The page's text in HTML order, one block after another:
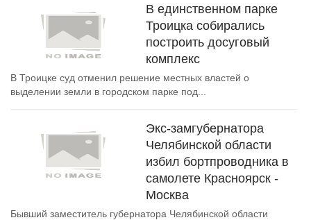
В единственном парке
Троицка собирались
построить досуговый
комплекс
В Троицке суд отменил решение местных властей о
выделении земли в городском парке под...
Экс-замгубернатора
Челябинской области
избил бортпроводника в
самолете Красноярск -
Москва
Бывший заместитель губернатора Челябинской области